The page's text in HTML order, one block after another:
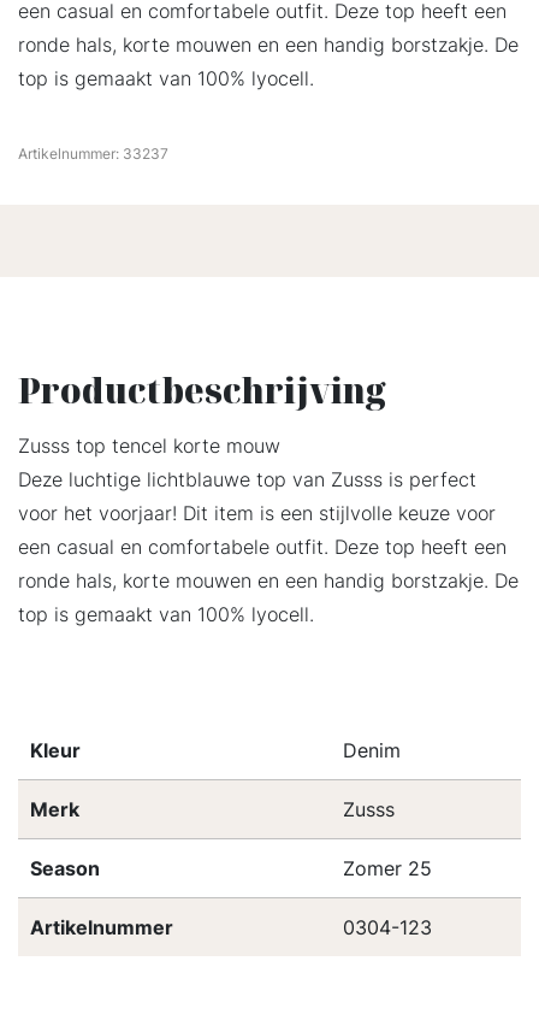
een casual en comfortabele outfit. Deze top heeft een
ronde hals, korte mouwen en een handig borstzakje. De
top is gemaakt van 100% lyocell.
Artikelnummer: 33237
Productbeschrijving
Zusss top tencel korte mouw
Deze luchtige lichtblauwe top van Zusss is perfect
voor het voorjaar! Dit item is een stijlvolle keuze voor
een casual en comfortabele outfit. Deze top heeft een
ronde hals, korte mouwen en een handig borstzakje. De
top is gemaakt van 100% lyocell.
Kleur Denim
Merk Zusss
Season Zomer 25
Artikelnummer 0304-123